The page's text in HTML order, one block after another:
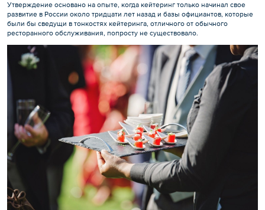
Утверждение основано на опыте, когда кейтеринг только начинал свое
развитие в России около тридцати лет назад и базы официантов, которые
были бы сведущи в тонкостях кейтеринга, отличного от обычного
ресторанного обслуживания, попросту не существовало.